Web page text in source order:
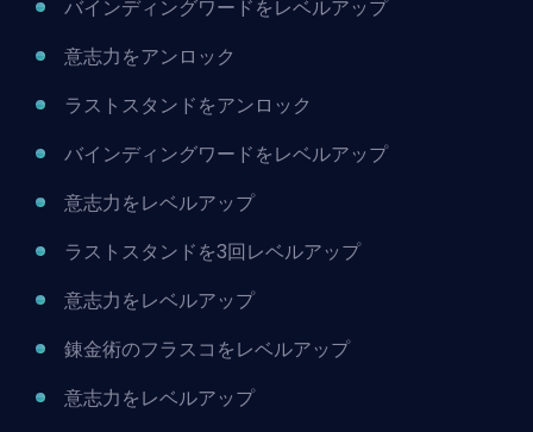
バインディングワードをレベルアップ
意志力をアンロック
ラストスタンドをアンロック
バインディングワードをレベルアップ
意志力をレベルアップ
ラストスタンドを3回レベルアップ
意志力をレベルアップ
錬金術のフラスコをレベルアップ
意志力をレベルアップ